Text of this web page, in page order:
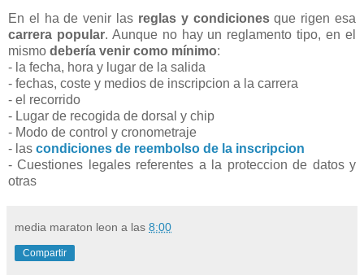
En el ha de venir las reglas y condicionesque rigen esa
carrera popular. Aunque no hay un reglamento tipo, en el
mismo debería venir como mínimo:
- la fecha, hora y lugar de la salida
- fechas, coste y medios de inscripcion a la carrera
- el recorrido
- Lugar de recogida de dorsal y chip
- Modo de control y cronometraje
- las condiciones de reembolso de la inscripcion
- Cuestiones legales referentes a la proteccion de datos y
otras
media maraton leon a las 8:00
Compartir